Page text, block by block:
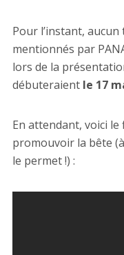
Pour l’instant,
mentionnés par
lors de la
débuteraientle 17
En attendant, voici
promouvoir la bête
le permet !) :